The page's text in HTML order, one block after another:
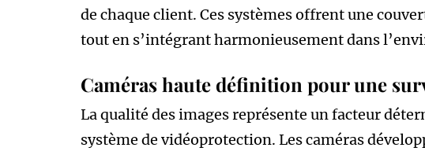
de chaque client. Ces systèmes offrent une
tout en s’intégrant harmonieusement dans
Caméras haute définition pour une
La qualité des images représente un facteur
système de vidéoprotection. Les caméras